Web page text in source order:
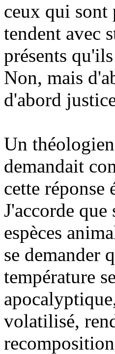
ceux qui sont
tendent avec
présents
Non, mais
d'abord
Un
demandait
cette
J'accorde
espèces
se demander
température
volatilisé,